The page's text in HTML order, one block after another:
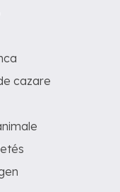
cazare